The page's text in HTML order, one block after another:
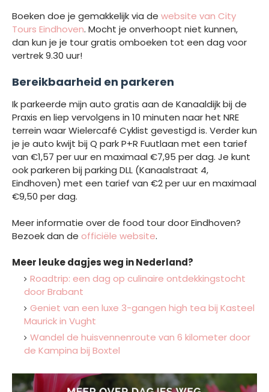
Boeken doe je gemakkelijk via de website van City
Tours Eindhoven. Mocht je onverhoopt niet kunnen,
dan kun je je tour gratis omboeken tot een dag voor
vertrek 9.30 uur!
Bereikbaarheid en parkeren
Ik parkeerde mijn auto gratis aan de Kanaaldijk bij de
Praxis en liep vervolgens in 10 minuten naar het NRE
terrein waar Wielercafé Cyklist gevestigd is. Verder kun
je je auto kwijt bij Q park P+R Fuutlaan met een tarief
van €1,57 per uur en maximaal €7,95 per dag. Je kunt
ook parkeren bij parking DLL (Kanaalstraat 4,
Eindhoven) met een tarief van €2 per uur en maximaal
€9,50 per dag.
Meer informatie over de food tour door Eindhoven?
Bezoek dan de officiële website.
Meer leuke dagjes weg in Nederland?
Roadtrip: een dag op culinaire ontdekkingstocht
door Brabant
Geniet van een luxe 3-gangen high tea bij Kasteel
Maurick in Vught
Wandel de huisvennenroute van 6 kilometer door
de Kampina bij Boxtel